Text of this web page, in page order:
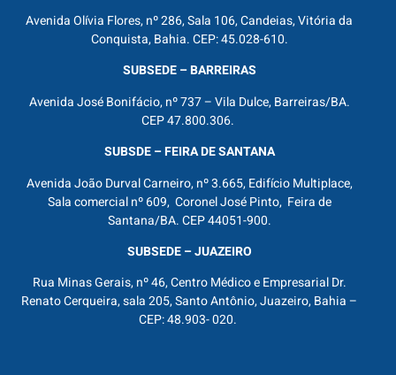
Avenida Olívia Flores, nº 286, Sala 106, Candeias, Vitória da
Conquista, Bahia. CEP: 45.028-610.
SUBSEDE – BARREIRAS
Avenida José Bonifácio, nº 737 – Vila Dulce, Barreiras/BA.
CEP 47.800.306.
SUBSDE – FEIRA DE SANTANA
Avenida João Durval Carneiro, nº 3.665, Edifício Multiplace,
Sala comercial nº 609, Coronel José Pinto, Feira de
Santana/BA. CEP 44051-900.
SUBSEDE – JUAZEIRO
Rua Minas Gerais, nº 46, Centro Médico e Empresarial Dr.
Renato Cerqueira, sala 205, Santo Antônio, Juazeiro, Bahia –
CEP: 48.903- 020.